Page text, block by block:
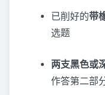
已削好的带
选题
两支黑色或
作答第二部